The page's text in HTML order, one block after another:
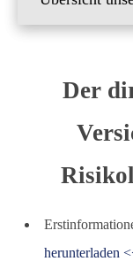
Der
herunterladen